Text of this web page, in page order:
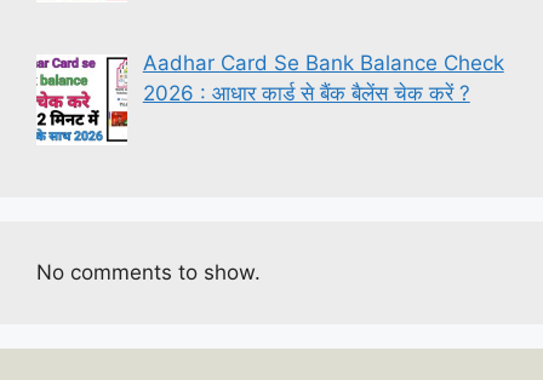
Aadhar Card Se Bank Balance Check
2026 : आधार कार्ड से बैंक बैलेंस चेक करें ?
No comments to show.